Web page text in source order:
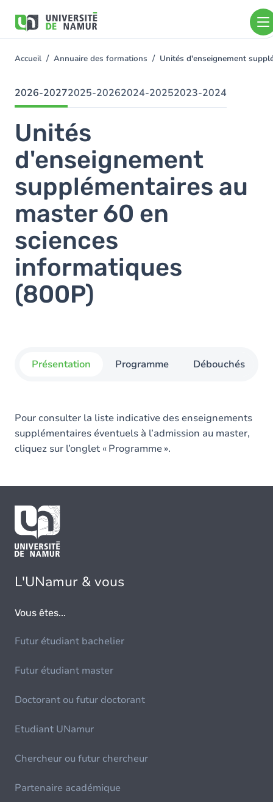
contenu
You
here
Accueil Annuaire des formations Unités d'enseignement
2026-20272025-20262024-20252023-2024
Unités
d'enseignement
supplémentaires au
master 60 en
sciences
informatiques
(800P)
Présentation Programme Débouchés
Pour consulter la liste indicative des enseignements
supplémentaires éventuels à l’admission au master,
cliquez sur l’onglet « Programme ».
L'UNamur & vous
Vous êtes...
Futur étudiant bachelier
Futur étudiant master
Doctorant ou futur doctorant
Etudiant UNamur
Chercheur ou futur chercheur
Partenaire académique